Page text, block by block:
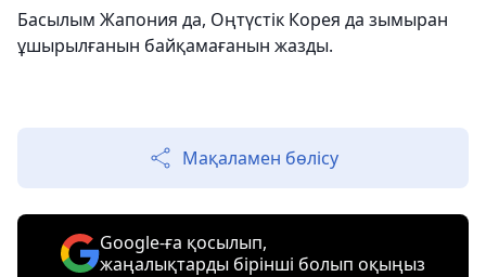
Басылым Жапония да, Оңтүстік Корея да зымыран
ұшырылғанын байқамағанын жазды.
Мақаламен бөлісу
Google-ға қосылып,
жаңалықтарды бірінші болып оқыңыз